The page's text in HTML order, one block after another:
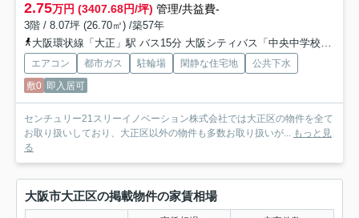
2.75万円 (3407.68円/坪) 管理/共益費-
3階 / 8.07坪 (26.70㎡) /築57年
大阪環状線「大正」駅 バス15分 大阪シティバス「中央中学校」 停歩2分
エアコン 都市ガス 駐輪場 閑静な住宅地
公共下水
敷0 即入居可
センチュリー21スリーイノベーション株式会社では大正区の物件を全て
お取り扱いしており、大正区以外の物件も多数お取り扱いが...
もっと見
る
大阪市大正区の掲載物件の家賃相場